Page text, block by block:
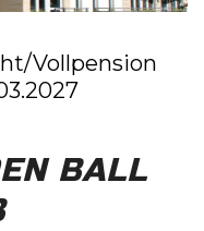
Vollpension
BALL